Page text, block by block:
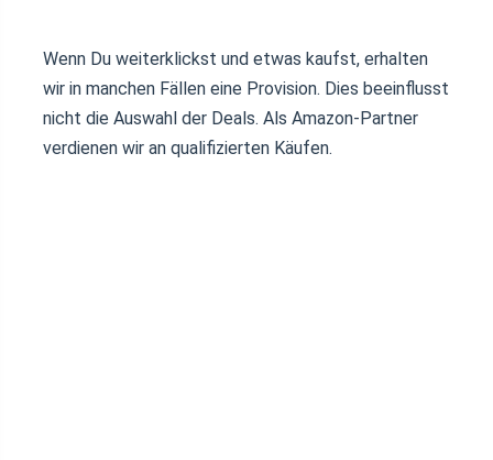
Wenn Du weiterklickst und etwas kaufst, erhalten
wir in manchen Fällen eine Provision. Dies beeinflusst
nicht die Auswahl der Deals. Als Amazon-Partner
verdienen wir an qualifizierten Käufen.